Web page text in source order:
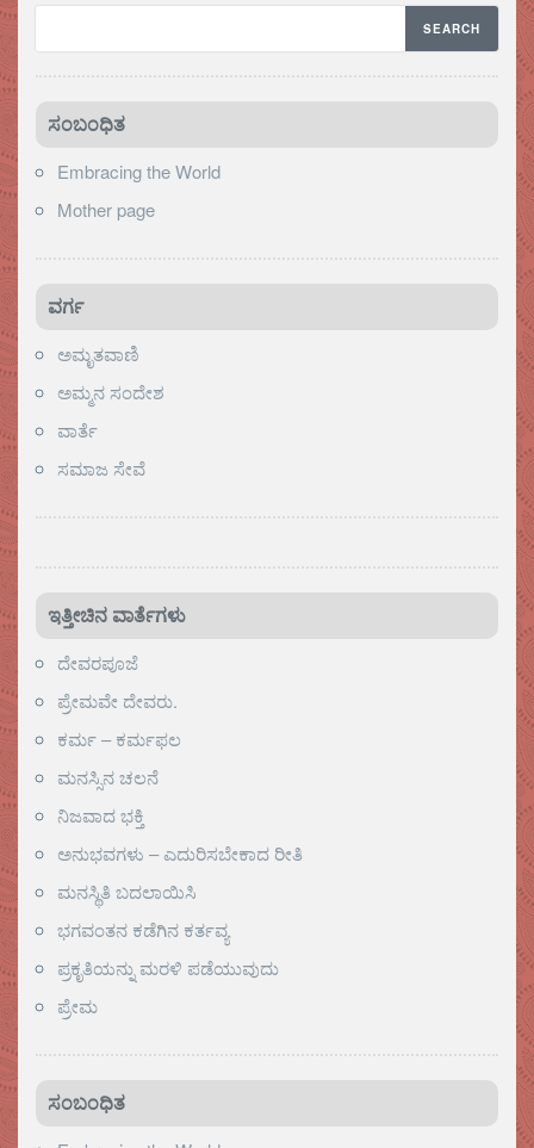
ಸಂಬಂಧಿತ
Embracing the World
Mother page
ವರ್ಗ
ಅಮೃತವಾಣಿ
ಅಮ್ಮನ ಸಂದೇಶ
ವಾರ್ತೆ
ಸಮಾಜ ಸೇವೆ
ಇತ್ತೀಚಿನ ವಾರ್ತೆಗಳು
ದೇವರಪೂಜೆ
ಪ್ರೇಮವೇ ದೇವರು.
ಕರ್ಮ – ಕರ್ಮಫಲ
ಮನಸ್ಸಿನ ಚಲನೆ
ನಿಜವಾದ ಭಕ್ತಿ
ಅನುಭವಗಳು – ಎದುರಿಸಬೇಕಾದ ರೀತಿ
ಮನಸ್ಥಿತಿ ಬದಲಾಯಿಸಿ
ಭಗವಂತನ ಕಡೆಗಿನ ಕರ್ತವ್ಯ
ಪ್ರಕೃತಿಯನ್ನು ಮರಳಿ ಪಡೆಯುವುದು
ಪ್ರೇಮ
ಸಂಬಂಧಿತ